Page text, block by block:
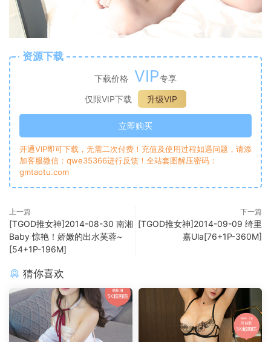
资源下载
下载价格 VIP专享
仅限VIP下载
升级VIP
立即购买
开通VIP即可下载，无需二次付费！充值及使用过程如遇问题，请添
加客服微信：qwe35366进行反馈！全站套图解压密码：
gmtaotu.com
上一篇
[TGOD推女神]2014-08-30 南湘
Baby 惊艳！娇嫩的出水芙蓉~
[54+1P-196M]
下一篇
[TGOD推女神]2014-09-09 绮里
嘉Ula[76+1P-360M]
猜你喜欢